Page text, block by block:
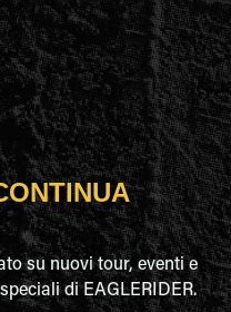
su nuovi tour, eventi e
di EAGLERIDER.